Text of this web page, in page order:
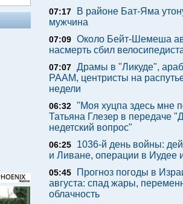
07:17
В районе Бат-Яма
мужчина
07:09 Около Бейт-Шемеша
насмерть сбил
07:07 Драмы в "Ликуде",
РААМ, центристы на
недели
06:32 "Моя хуцпа здесь мне
Татьяна Глезер в передаче
недетский вопрос"
06:25
1036-й день войны:
и Ливане, операции в Иудее
05:45
Прогноз погоды в
августа: спад жары,
облачность